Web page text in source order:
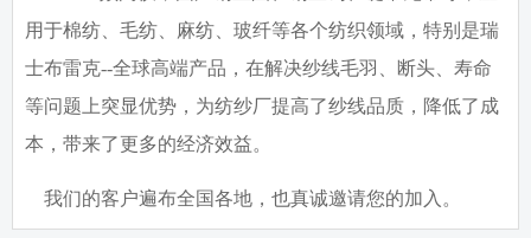
用于棉纺、毛纺、麻纺、玻纤等各个纺织领域，特别是瑞
士布雷克--全球高端产品，在解决纱线毛羽、断头、寿命
等问题上突显优势，为纺纱厂提高了纱线品质，降低了成
本，带来了更多的经济效益。
我们的客户遍布全国各地，也真诚邀请您的加入。